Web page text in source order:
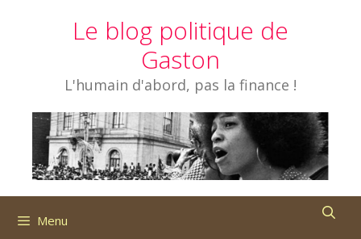
Le blog politique de
Gaston
L'humain d'abord, pas la finance !
Menu